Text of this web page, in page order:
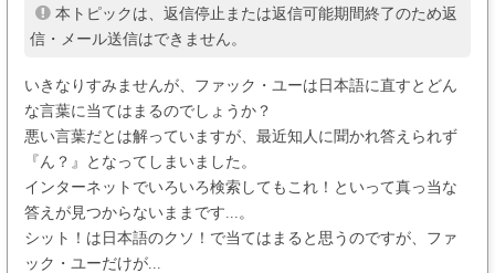
本トピックは、返信停止または返信可能期間終了のため返
信・メール送信はできません。
いきなりすみませんが、ファック・ユーは日本語に直すとどん
な言葉に当てはまるのでしょうか？
悪い言葉だとは解っていますが、最近知人に聞かれ答えられず
『ん？』となってしまいました。
インターネットでいろいろ検索してもこれ！といって真っ当な
答えが見つからないままです...。
シット！は日本語のクソ！で当てはまると思うのですが、ファ
ック・ユーだけが...